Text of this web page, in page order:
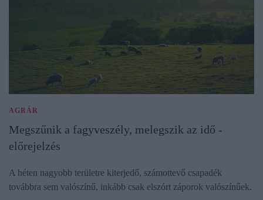
AGRÁR
Megszűnik a fagyveszély, melegszik az idő -
előrejelzés
A héten nagyobb területre kiterjedő, számottevő csapadék
továbbra sem valószínű, inkább csak elszórt záporok valószínűek.